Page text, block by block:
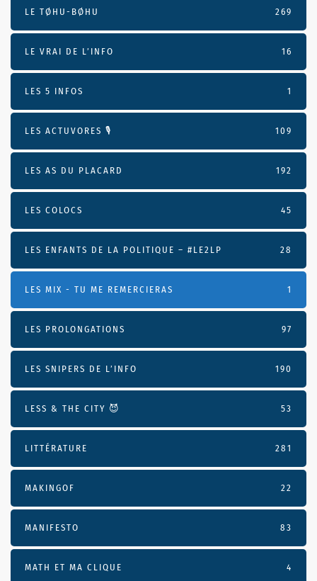
LE TØHU-BØHU 269
LE VRAI DE L’INFO 16
LES 5 INFOS 1
LES ACTUVORES 🎙 109
LES AS DU PLACARD 192
LES COLOCS 45
LES ENFANTS DE LA POLITIQUE – #LE2LP 28
LES MIX - TU ME REMERCIERAS 1
LES PROLONGATIONS 97
LES SNIPERS DE L’INFO 190
LESS & THE CITY 😈 53
LITTÉRATURE 281
MAKINGOF 22
MANIFESTO 83
MATH ET MA CLIQUE 4